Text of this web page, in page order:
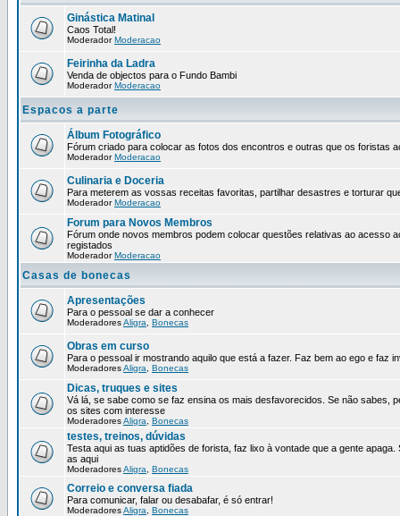
Ginástica Matinal
Caos Total!
ModeradorModeracao
Feirinha da Ladra
Venda de objectos para o Fundo Bambi
ModeradorModeracao
Espacos a parte
Álbum Fotográfico
Fórum criado para colocar as fotos dos encontros e outras que os foristas
ModeradorModeracao
Culinaria e Doceria
Para meterem as vossas receitas favoritas, partilhar desastres e torturar
ModeradorModeracao
Forum para Novos Membros
Fórum onde novos membros podem colocar questões relativas ao acesso
registados
ModeradorModeracao
Casas de bonecas
Apresentações
Para o pessoal se dar a conhecer
ModeradoresAligra Bonecas
Obras em curso
Para o pessoal ir mostrando aquilo que está a fazer. Faz bem ao ego e faz
ModeradoresAligra Bonecas
Dicas, truques e sites
Vá lá, se sabe como se faz ensina os mais desfavorecidos. Se não sabes,
os sites com interesse
ModeradoresAligra Bonecas
testes, treinos, dúvidas
Testa aqui as tuas aptidões de forista, faz lixo à vontade que a gente
as aqui
ModeradoresAligra Bonecas
Correio e conversa fiada
Para comunicar, falar ou desabafar, é só entrar!
ModeradoresAligra Bonecas